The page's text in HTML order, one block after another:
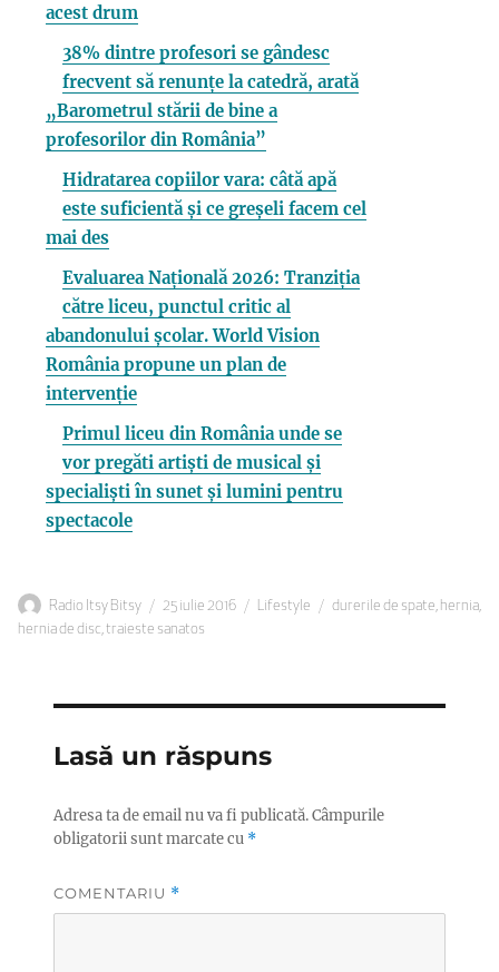
acest drum
38% dintre profesori se gândesc
frecvent să renunțe la catedră, arată
„Barometrul stării de bine a
profesorilor din România”
Hidratarea copiilor vara: câtă apă
este suficientă și ce greșeli facem cel
mai des
Evaluarea Națională 2026: Tranziția
către liceu, punctul critic al
abandonului școlar. World Vision
România propune un plan de
intervenție
Primul liceu din România unde se
vor pregăti artiști de musical și
specialiști în sunet și lumini pentru
spectacole
Autor
Radio Itsy Bitsy
Publicat
pe
25 iulie 2016 Categorii
Lifestyle Etichete
durerile de spate, hernia,
hernia de disc,traieste sanatos
Lasă un răspuns
Adresa ta de email nu va fi publicată.Câmpurile
obligatorii sunt marcate cu *
COMENTARIU *